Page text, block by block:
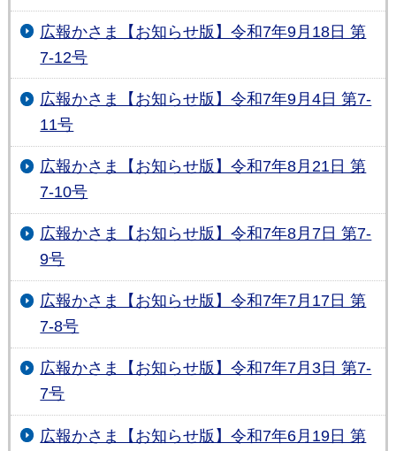
広報かさま【お知らせ版】令和7年9月18日 第
7-12号
広報かさま【お知らせ版】令和7年9月4日 第7-
11号
広報かさま【お知らせ版】令和7年8月21日 第
7-10号
広報かさま【お知らせ版】令和7年8月7日 第7-
9号
広報かさま【お知らせ版】令和7年7月17日 第
7-8号
広報かさま【お知らせ版】令和7年7月3日 第7-
7号
広報かさま【お知らせ版】令和7年6月19日 第